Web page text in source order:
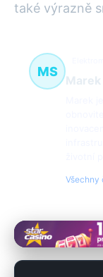
také výrazně
MS
Marek
Všechny